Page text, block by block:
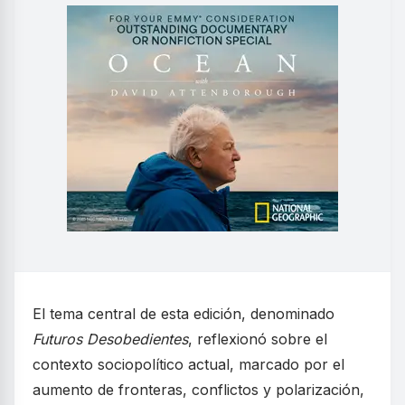
El tema central de esta edición, denominado
Futuros Desobedientes, reflexionó sobre el
contexto sociopolítico actual, marcado por el
aumento de fronteras, conflictos y polarización,